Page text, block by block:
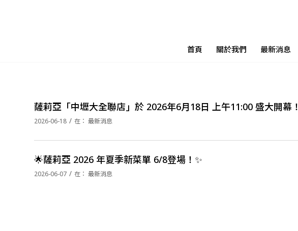
首頁 關於我們 最新消息
薩莉亞「中壢大全聯店」於 2026年6月18日 上午11:00 盛大開幕！
2026-06-18 / 在： 最新消息
🌟薩莉亞 2026 年夏季新菜單 6/8登場！✨
2026-06-07 / 在： 最新消息